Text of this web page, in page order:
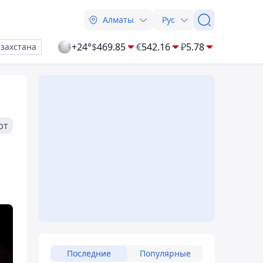
Алматы Рус
+24°$469.85 €542.16 ₽5.78
Последние Популярные